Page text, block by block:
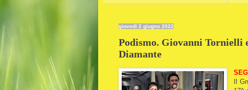
giovedì 2 giugno 2022
Podismo. Giovanni Tornielli
Diamante
Il